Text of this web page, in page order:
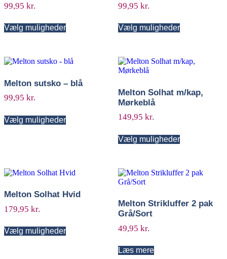
99,95 kr.
Vælg muligheder
99,95 kr.
Vælg muligheder
Melton sutsko – blå
99,95 kr.
Vælg muligheder
Melton Solhat m/kap,
Mørkeblå
149,95 kr.
Vælg muligheder
Melton Solhat Hvid
179,95 kr.
Vælg muligheder
Melton Strikluffer 2 pak
Grå/Sort
49,95 kr.
Læs mere